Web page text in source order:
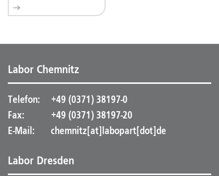
Labor Chemnitz
Telefon:
+49 (0371) 38197-0
Fax:
+49 (0371) 38197-20
E-Mail:
chemnitz[at]labopart[dot]de
Labor Dresden